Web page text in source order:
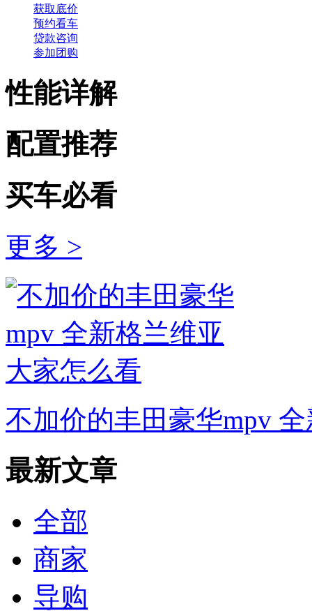
获取底价
预约看车
贷款咨询
参加团购
性能详解
配置推荐
买车必看
更多 >
不加价的丰田豪华mpv
最新文章
全部
商家
导购